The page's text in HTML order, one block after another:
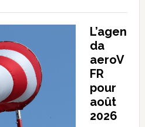
L’agen
da
aeroV
FR
pour
août
2026